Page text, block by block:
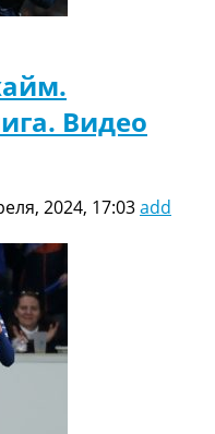
Видео
2024, 17:03add